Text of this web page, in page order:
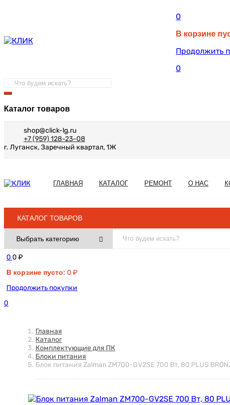
0
В корзине
Продолжить
0
Каталог товаров
shop@click-lg.ru
+7 (959) 128-23-08
г. Луганск, Заречный квартал, 1Ж
ГЛАВНАЯ КАТАЛОГ РЕМОНТ О НАС
КАТАЛОГ ТОВАРОВ
0 0 ₽
В корзине пусто: 0 ₽
Продолжить покупки
0
Главная
Каталог
Комплектующие для ПК
Блоки питания
Блок питания Zalman ZM700-GV2SE 700 Вт, 80 PLUS